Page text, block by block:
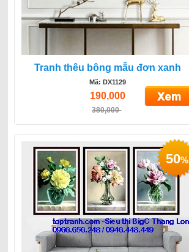
Tranh thêu bông mẫu đơn xanh
Mã: DX1129
190,000
380,000
50%